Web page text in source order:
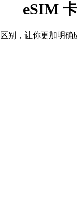
eSIM
别，让你更加明